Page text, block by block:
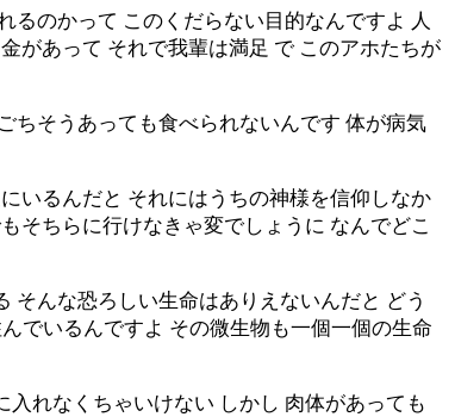
るのかって このくだらない目的なんですよ 人
があって それで我輩は満足 で このアホたちが
ちそうあっても食べられないんです 体が病気
いるんだと それにはうちの神様を信仰しなか
そちらに行けなきゃ変でしょうに なんでどこ
そんな恐ろしい生命はありえないんだと どう
でいるんですよ その微生物も一個一個の生命
れなくちゃいけない しかし 肉体があっても